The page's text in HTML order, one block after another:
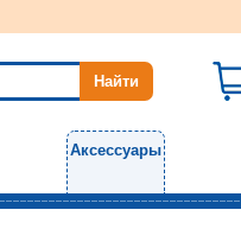
Аксессуары